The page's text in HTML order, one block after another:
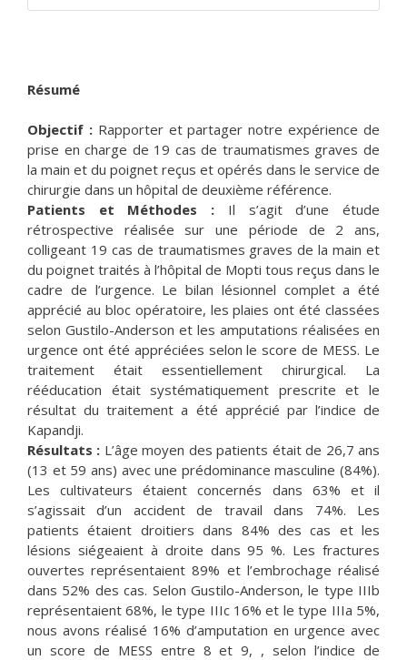
Résumé
Objectif :Rapporter et partager notre expérience de
prise en charge de 19 cas de traumatismes graves de
la main et du poignet reçus et opérés dans le service de
chirurgie dans un hôpital de deuxième référence.
Patients et Méthodes : Il s’agit d’une étude
rétrospective réalisée sur une période de 2 ans,
colligeant 19 cas de traumatismes graves de la main et
du poignet traités à l’hôpital de Mopti tous reçus dans le
cadre de l’urgence. Le bilan lésionnel complet a été
apprécié au bloc opératoire, les plaies ont été classées
selon Gustilo-Anderson et les amputations réalisées en
urgence ont été appréciées selon le score de MESS. Le
traitement était essentiellement chirurgical. La
rééducation était systématiquement prescrite et le
résultat du traitement a été apprécié par l’indice de
Kapandji.
Résultats : L’âge moyen des patients était de 26,7 ans
(13 et 59 ans) avec une prédominance masculine (84%).
Les cultivateurs étaient concernés dans 63% et il
s’agissait d’un accident de travail dans 74%. Les
patients étaient droitiers dans 84% des cas et les
lésions siégeaient à droite dans 95 %. Les fractures
ouvertes représentaient 89% et l’embrochage réalisé
dans 52% des cas. Selon Gustilo-Anderson, le type IIIb
représentaient 68%, le type IIIc 16% et le type IIIa 5%,
nous avons réalisé 16% d’amputation en urgence avec
un score de MESS entre 8 et 9, , selon l’indice de